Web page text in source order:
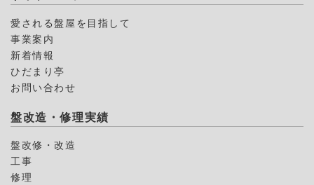
愛される盤屋を目指して
事業案内
新着情報
ひだまり亭
お問い合わせ
盤改造・修理実績
盤改修・改造
工事
修理